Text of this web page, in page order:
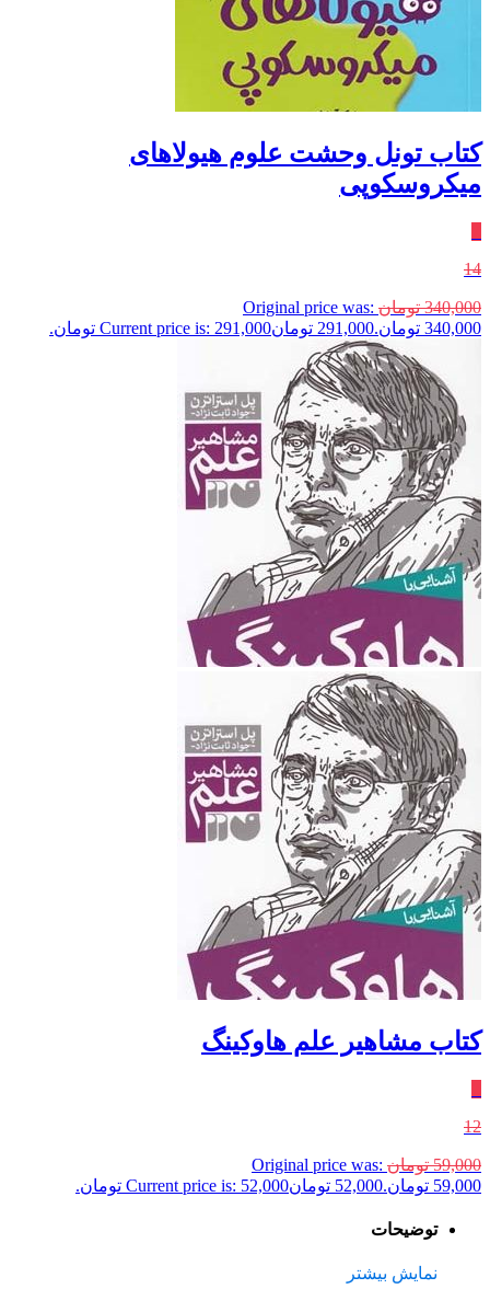
کتاب تونل وحشت علوم هیولاهای
میکروسکوپی
14
340,000 تومان Original price was:
340,000 تومان.
291,000 تومانCurrent price is: 291,000 تومان.
کتاب مشاهیر علم هاوکینگ
12
59,000 تومان Original price was:
59,000 تومان.
52,000 تومانCurrent price is: 52,000 تومان.
توضیحات
نمایش بیشتر